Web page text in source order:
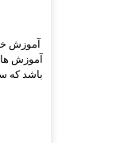
آموزش
آموزش
باشد که